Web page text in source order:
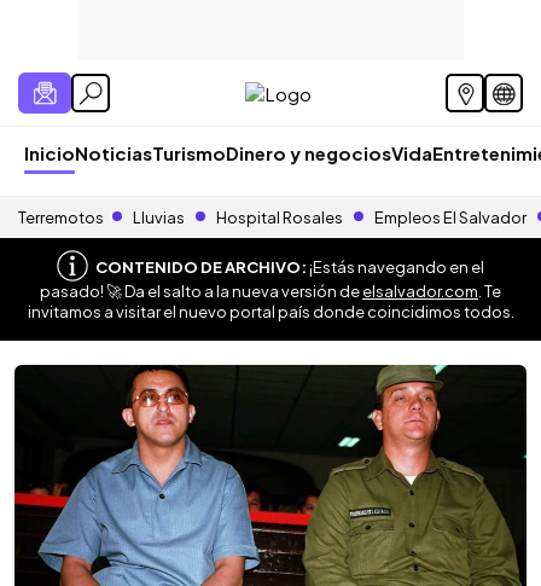
InicioNoticiasTurismoDinero y negociosVida
Terremotos Lluvias Hospital Rosales Empleos El Salvador
CONTENIDO DE ARCHIVO:¡Estás navegando en el
pasado! 🚀 Da el salto a la nueva versión deelsalvador.com . Te
invitamos a visitar el nuevo portal país donde coincidimos todos.